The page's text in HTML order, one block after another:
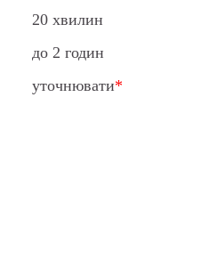
20 хвилин
до 2 годин
уточнювати*